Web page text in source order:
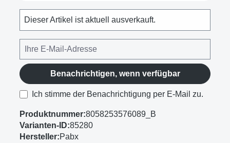
Dieser Artikel ist aktuell ausverkauft.
Benachrichtigen, wenn verfügbar
Ich stimme der Benachrichtigung per E-Mail zu.
Produktnummer:8058253576089_B
Varianten-ID:85280
Hersteller:Pabx